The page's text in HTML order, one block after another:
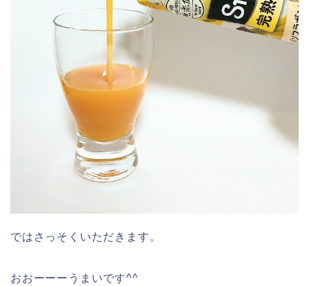
ではさっそくいただきます。
おおーーーうまいです^^